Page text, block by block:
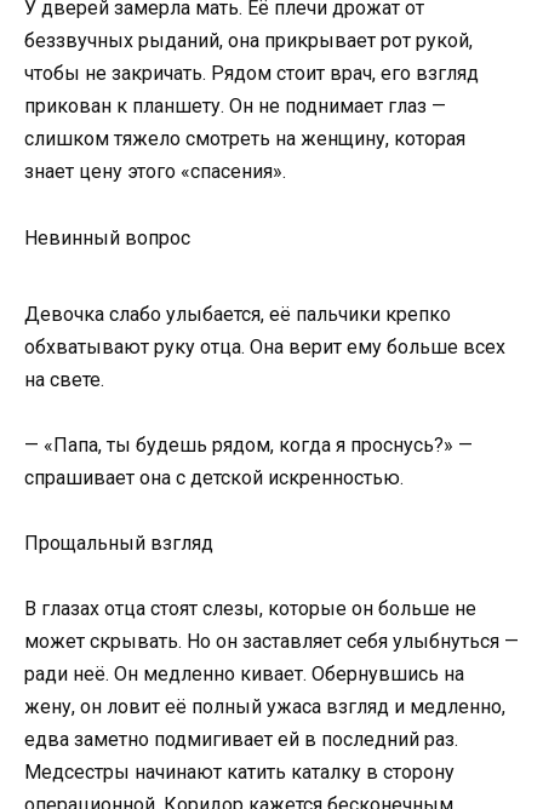
У дверей замерла мать. Её плечи дрожат от
беззвучных рыданий, она прикрывает рот рукой,
чтобы не закричать. Рядом стоит врач, его взгляд
прикован к планшету. Он не поднимает глаз —
слишком тяжело смотреть на женщину, которая
знает цену этого «спасения».
Невинный вопрос
Девочка слабо улыбается, её пальчики крепко
обхватывают руку отца. Она верит ему больше всех
на свете.
— «Папа, ты будешь рядом, когда я проснусь?» —
спрашивает она с детской искренностью.
Прощальный взгляд
В глазах отца стоят слезы, которые он больше не
может скрывать. Но он заставляет себя улыбнуться —
ради неё. Он медленно кивает. Обернувшись на
жену, он ловит её полный ужаса взгляд и медленно,
едва заметно подмигивает ей в последний раз.
Медсестры начинают катить каталку в сторону